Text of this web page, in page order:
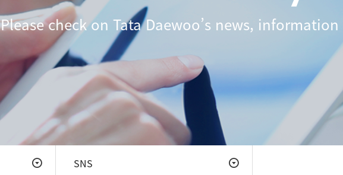
Please check on Tata Daewoo’s news,
SNS